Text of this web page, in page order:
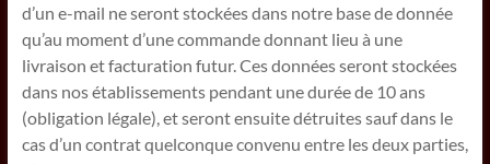
d’un e-mail ne seront stockées dans notre base de donnée
qu’au moment d’une commande donnant lieu à une
livraison et facturation futur. Ces données seront stockées
dans nos établissements pendant une durée de 10 ans
(obligation légale), et seront ensuite détruites sauf dans le
cas d’un contrat quelconque convenu entre les deux parties,